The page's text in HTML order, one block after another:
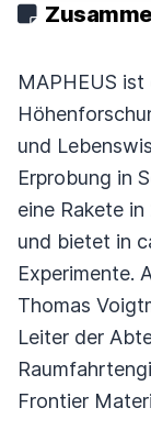
MAPHEUS ist
und
Erprobung in
eine Rakete
und bietet in
Experimente.
Thomas
Leiter der
Frontier